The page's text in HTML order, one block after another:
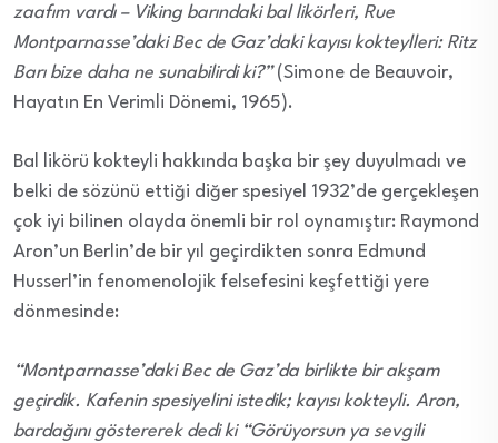
zaafım vardı – Viking barındaki bal likörleri, Rue
Montparnasse’daki Bec de Gaz’daki kayısı kokteylleri: Ritz
Barı bize daha ne sunabilirdi ki?”(Simone de Beauvoir,
Hayatın En Verimli Dönemi, 1965).
Bal likörü kokteyli hakkında başka bir şey duyulmadı ve
belki de sözünü ettiği diğer spesiyel 1932’de gerçekleşen
çok iyi bilinen olayda önemli bir rol oynamıştır: Raymond
Aron’un Berlin’de bir yıl geçirdikten sonra Edmund
Husserl’in fenomenolojik felsefesini keşfettiği yere
dönmesinde:
“Montparnasse’daki Bec de Gaz’da birlikte bir akşam
geçirdik. Kafenin spesiyelini istedik; kayısı kokteyli. Aron,
bardağını göstererek dedi ki “Görüyorsun ya sevgili